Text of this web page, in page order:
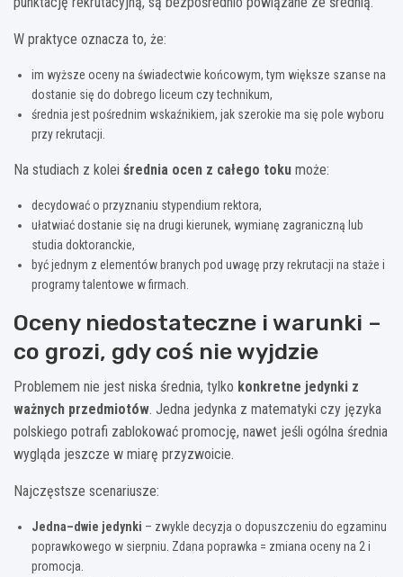
W praktyce oznacza to, że:
im wyższe oceny na świadectwie końcowym, tym większe szanse na
dostanie się do dobrego liceum czy technikum,
średnia jest pośrednim wskaźnikiem, jak szerokie ma się pole wyboru
przy rekrutacji.
Na studiach z kolei średnia ocen z całego toku może:
decydo­wać o przyznaniu stypendium rektora,
ułatwiać dostanie się na drugi kierunek, wymianę zagraniczną lub
studia doktoranckie,
być jednym z elementów branych pod uwagę przy rekrutacji na staże i
programy talentowe w firmach.
Oceny niedostateczne i warunki –
co grozi, gdy coś nie wyjdzie
Problemem nie jest niska średnia, tylko konkretne jedynki z
ważnych przedmiotów. Jedna jedynka z matematyki czy języka
polskiego potrafi zablokować promocję, nawet jeśli ogólna średnia
wygląda jeszcze w miarę przyzwoicie.
Najczęstsze scenariusze:
Jedna–dwie jedynki – zwykle decyzja o dopuszczeniu do egzaminu
poprawkowego w sierpniu. Zdana poprawka = zmiana oceny na 2 i
promocja.